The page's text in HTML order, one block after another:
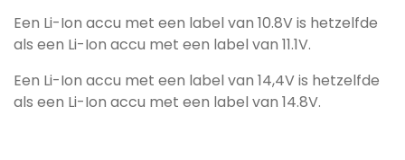
Een Li-Ion accu met een label van 10.8V is hetzelfde
als een Li-Ion accu met een label van 11.1V.
Een Li-Ion accu met een label van 14,4V is hetzelfde
als een Li-Ion accu met een label van 14.8V.